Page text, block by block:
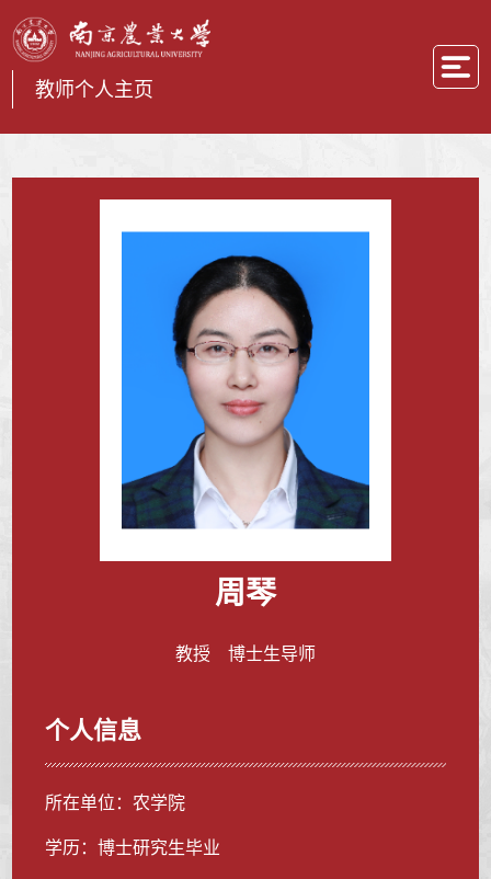
教师个人主页
周琴
教授 博士生导师
个人信息
所在单位：农学院
学历：博士研究生毕业